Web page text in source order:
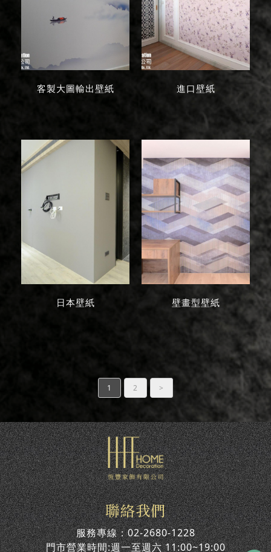
客製大圖輸出壁紙 進口壁紙
日本壁紙 壁畫型壁紙
1 2 >
聯絡我們
服務專線：02-2680-1228
門市營業時間:週一至週六 11:00~19:00